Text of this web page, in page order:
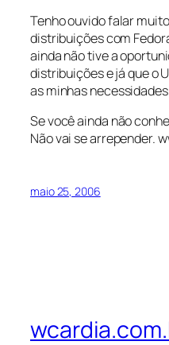
Tenho ouvido falar
distribuições com
ainda não tive a
distribuições e já que o
as minhas
Se você ainda não
Não vai se arrepender.
maio 25, 2006